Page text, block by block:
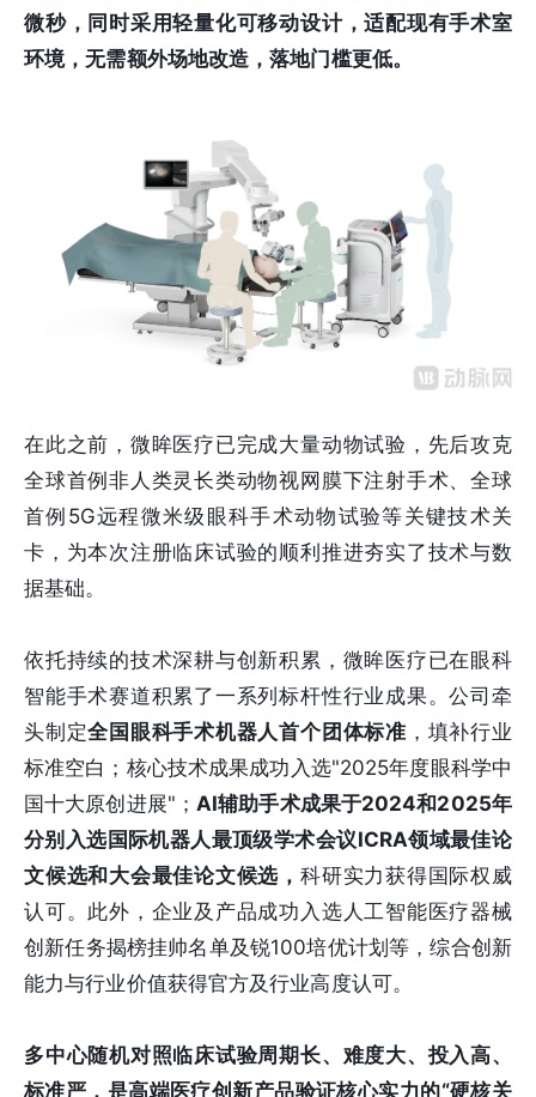
微秒，同时采用轻量化可移动设计，适配现有手术室
环境，无需额外场地改造，落地门槛更低。
在此之前，微眸医疗已完成大量动物试验，先后攻克
全球首例非人类灵长类动物视网膜下注射手术、全球
首例5G远程微米级眼科手术动物试验等关键技术关
卡，为本次注册临床试验的顺利推进夯实了技术与数
据基础。
依托持续的技术深耕与创新积累，微眸医疗已在眼科
智能手术赛道积累了一系列标杆性行业成果。公司牵
头制定全国眼科手术机器人首个团体标准 ，填补行业
标准空白；核心技术成果成功入选"2025年度眼科学中
国十大原创进展"； AI辅助手术成果于2024和2025年
分别入选国际机器人最顶级学术会议ICRA领域最佳论
文候选和大会最佳论文候选， 科研实力获得国际权威
认可。此外，企业及产品成功入选人工智能医疗器械
创新任务揭榜挂帅名单及锐100培优计划等，综合创新
能力与行业价值获得官方及行业高度认可。
多中心随机对照临床试验周期长、难度大、投入高、
标准严，是高端医疗创新产品验证核心实力的“硬核关